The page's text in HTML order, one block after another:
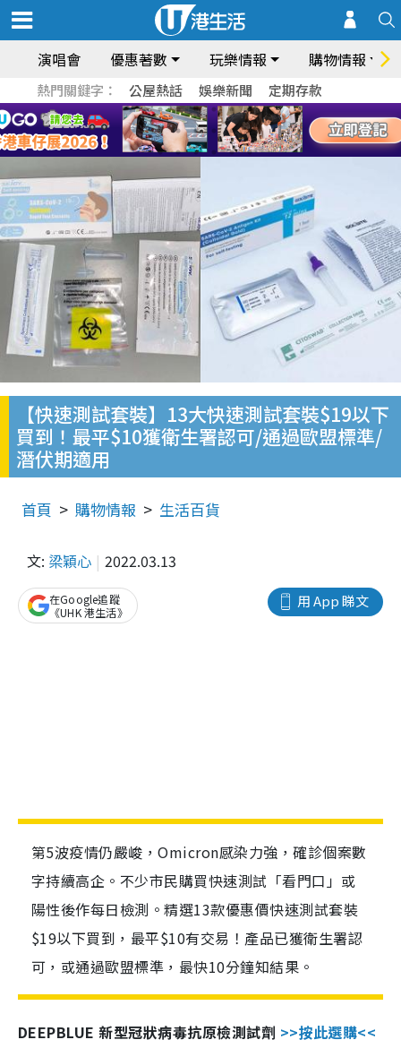
演唱會 優惠著數 玩樂情報 購物情報
熱門關鍵字： 公屋熱話 娛樂新聞 定期存款
【快速測試套裝】13大快速測試套裝$19以下
買到！最平$10獲衛生署認可/通過歐盟標準/
潛伏期適用
首頁 購物情報 生活百貨
文: 梁穎心 2022.03.13
用 App 睇文
在Google追蹤
《UHK 港生活》
第5波疫情仍嚴峻，Omicron感染力強，確診個案數
字持續高企。不少市民購買快速測試「看門口」或
陽性後作每日檢測。精選13款優惠價快速測試套裝
$19以下買到，最平$10有交易！產品已獲衛生署認
可，或通過歐盟標準，最快10分鐘知結果。
DEEPBLUE 新型冠狀病毒抗原檢測試劑 >>按此選購<<